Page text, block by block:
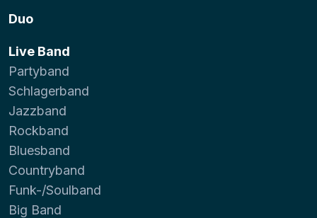
Duo
Live Band
Partyband
Schlagerband
Jazzband
Rockband
Bluesband
Countryband
Funk-/Soulband
Big Band